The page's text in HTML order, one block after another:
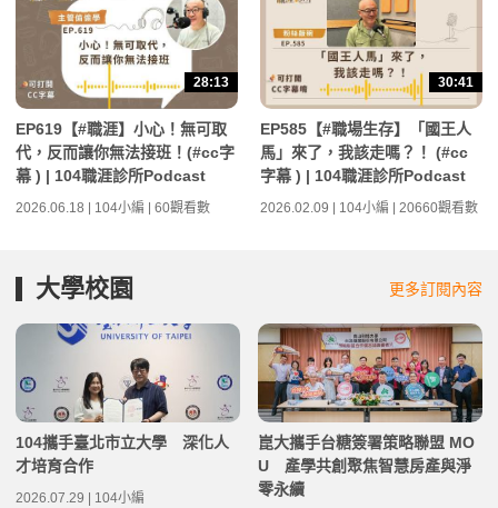
28:13
EP619【#職涯】小心！無可取
代，反而讓你無法接班！(#cc字
幕 ) | 104職涯診所Podcast
2026.06.18 | 104小編 | 60觀看數
30:41
EP585【#職場生存】「國王人
馬」來了，我該走嗎？！ (#cc
字幕 ) | 104職涯診所Podcast
2026.02.09 | 104小編 | 20660觀看數
大學校園 更多訂閱內容
104攜手臺北市立大學 深化人
才培育合作
2026.07.29 | 104小編
崑大攜手台糖簽署策略聯盟 MO
U 產學共創聚焦智慧房產與淨
零永續